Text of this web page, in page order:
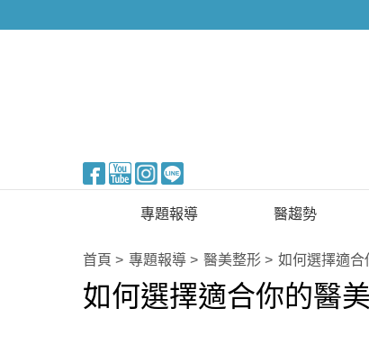
專題報導
新知快訊
醫美整形
醫趨勢
美醫FUN知識
國際新知
首頁 專題報導 醫美整形 如何選擇適合
如何選擇適合你的醫